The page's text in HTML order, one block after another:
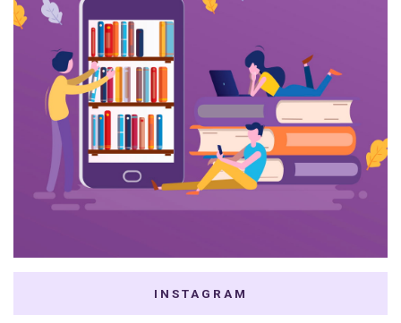
INSTAGRAM